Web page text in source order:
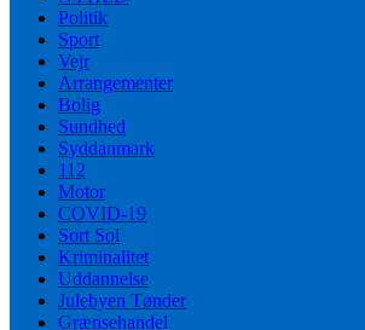
Politik
Sport
Vejr
Arrangementer
Bolig
Sundhed
Syddanmark
112
Motor
COVID-19
Sort Sol
Kriminalitet
Uddannelse
Julebyen Tønder
Grænsehandel